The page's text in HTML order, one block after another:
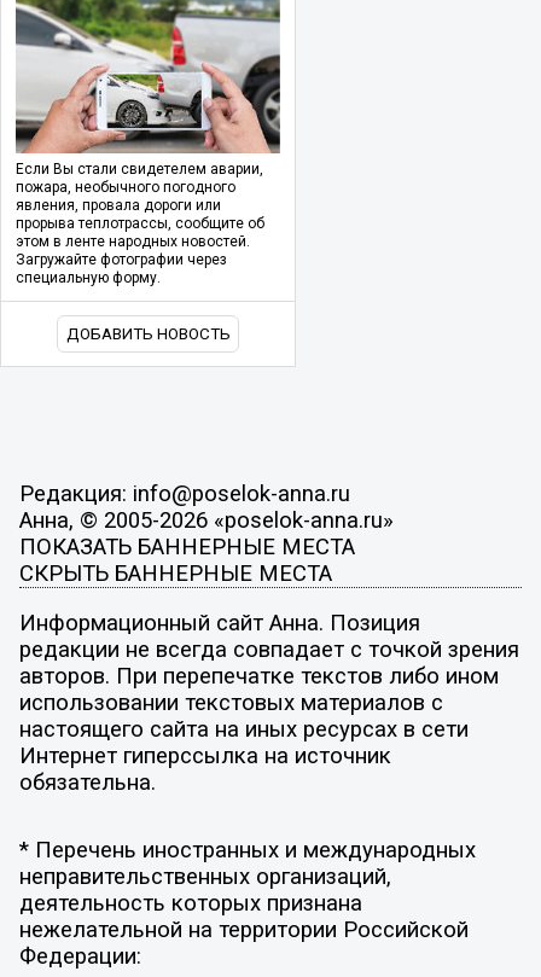
Если Вы стали свидетелем аварии,
пожара, необычного погодного
явления, провала дороги или
прорыва теплотрассы, сообщите об
этом в ленте народных новостей.
Загружайте фотографии через
специальную форму.
ДОБАВИТЬ НОВОСТЬ
Редакция: info@poselok-anna.ru
Анна, © 2005-2026 «poselok-anna.ru»
ПОКАЗАТЬ БАННЕРНЫЕ МЕСТА
СКРЫТЬ БАННЕРНЫЕ МЕСТА
Информационный сайт Анна. Позиция
редакции не всегда совпадает с точкой зрения
авторов. При перепечатке текстов либо ином
использовании текстовых материалов с
настоящего сайта на иных ресурсах в сети
Интернет гиперссылка на источник
обязательна.
* Перечень иностранных и международных
неправительственных организаций,
деятельность которых признана
нежелательной на территории Российской
Федерации: